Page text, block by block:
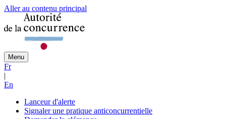
Aller au contenu principal
Menu
Fr
|
En
Lanceur d'alerte
Signaler une pratique anticoncurrentielle